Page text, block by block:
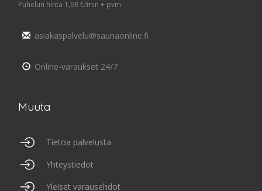
Puhelun hinta 1,98 €/min + pvm.
asiakaspalvelu@saunaonline.fi
Online-varaukset 24/7
Muuta
Tietoa palvelusta
Yhteystiedot
Yleiset varausehdot